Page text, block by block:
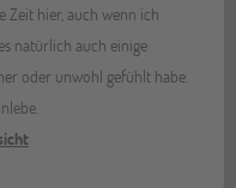
Zeit hier, auch wenn ich
natürlich auch einige
oder unwohl gefühlt habe.